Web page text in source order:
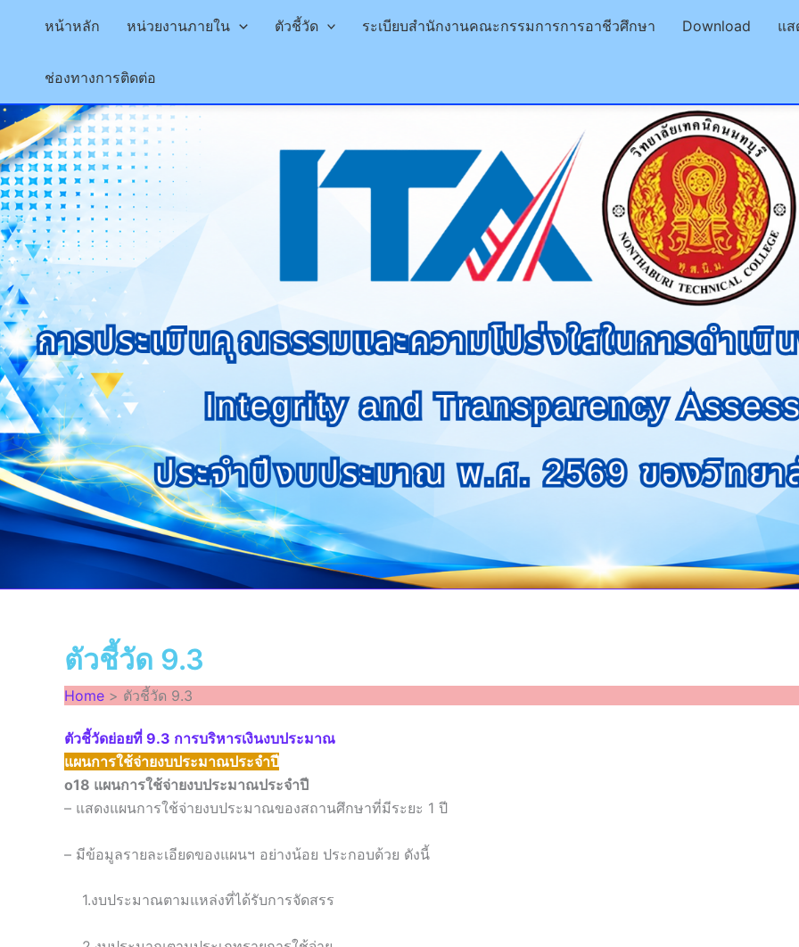
content
หน้าหลัก หน่วยงานภายใน ตัวชี้วัด ระเบียบสำนักงานคณะกรรมการการอาชีวศึกษา Download แส
ช่องทางการติดต่อ
ตัวชี้วัด 9.3
Home ตัวชี้วัด 9.3
ตัวชี้วัดย่อยที่ 9.3 การบริหารเงินงบประมาณ
แผนการใช้จ่ายงบประมาณประจำปี
o18 แผนการใช้จ่ายงบประมาณประจำปี
– แสดงแผนการใช้จ่ายงบประมาณของสถานศึกษาที่มีระยะ 1 ปี
– มีข้อมูลรายละเอียดของแผนฯ อย่างน้อย ประกอบด้วย ดังนี้
1.งบประมาณตามแหล่งที่ได้รับการจัดสรร